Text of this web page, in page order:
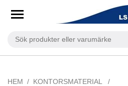
HEM
KONTORSMATERIAL